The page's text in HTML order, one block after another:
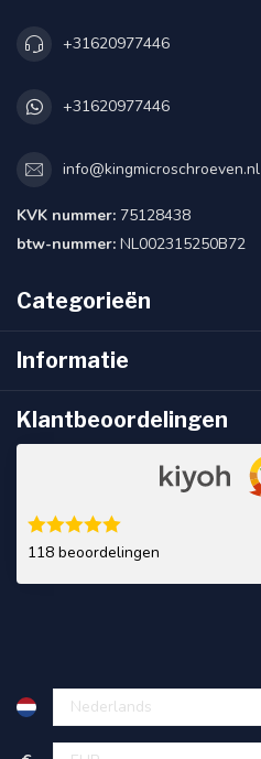
+31620977446
+31620977446
info@kingmicroschroeven.nl
KVK nummer: 75128438
btw-nummer: NL002315250B72
Categorieën
Informatie
Klantbeoordelingen
118 beoordelingen